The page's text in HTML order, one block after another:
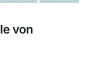
von